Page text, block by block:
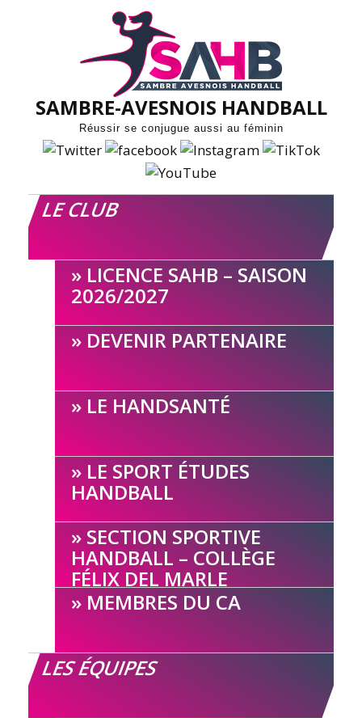
SAMBRE-AVESNOIS HANDBALL
Réussir se conjugue aussi au féminin
LE CLUB
LICENCE SAHB – SAISON
2026/2027
DEVENIR PARTENAIRE
LE HANDSANTÉ
LE SPORT ÉTUDES
HANDBALL
SECTION SPORTIVE
HANDBALL – COLLÈGE
FÉLIX DEL MARLE
MEMBRES DU CA
LES ÉQUIPES